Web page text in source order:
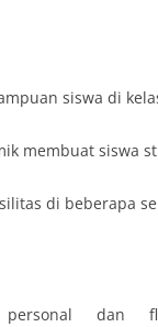
siswa di
membuat siswa
di beberapa
personal dan